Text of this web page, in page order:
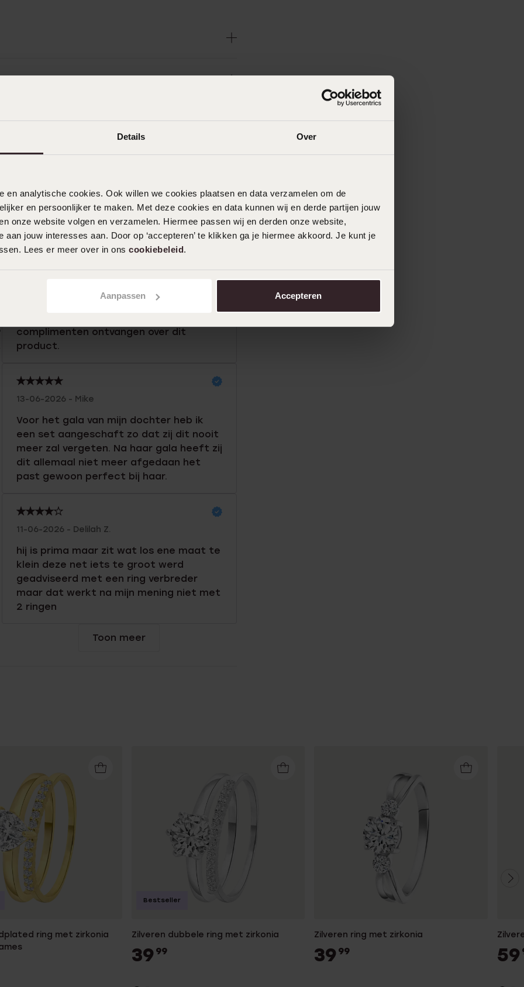
Details Over
en analytische cookies. Ook willen we cookies plaatsen en data verzamelen om de
en persoonlijker te maken. Met deze cookies en data kunnen wij en derde partijen jouw
onze website volgen en verzamelen. Hiermee passen wij en derden onze website,
aan jouw interesses aan. Door op ‘accepteren’ te klikken ga je hiermee akkoord. Je kunt je
Lees er meer over in ons cookiebeleid.
Aanpassen Accepteren
Filter
Product staat prachtig en blinkt super
complimenten ontvangen over dit
product.
13-06-2026 - Mike
Voor het gala van mijn dochter heb ik
een set aangeschaft zo dat zij dit nooit
meer zal vergeten. Na haar gala heeft zij
dit allemaal niet meer afgedaan het
past gewoon perfect bij haar.
11-06-2026 - Delilah Z.
hij is prima maar zit wat los ene maat te
klein deze net iets te groot werd
geadviseerd met een ring verbreder
maar dat werkt na mijn mening niet met
2 ringen
Toon meer
ring met zirkonia
Zilveren dubbele ring met zirkonia
39 99
Bestseller
Zilveren ring met zirkonia
39 99 59